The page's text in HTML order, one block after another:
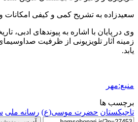
سعیدزاده به تشریح کمی و کیفی امکانات
زمینه آثار تلویزیونی از ظرفیت
یابد.
منبع:مهر
برچسب ها
تاجیکستان حضرت موسی(ع) رسانه ملی